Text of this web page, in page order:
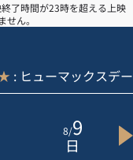
了時間が23時を超える上映
ん。
: ヒューマックスデー
8/9
日